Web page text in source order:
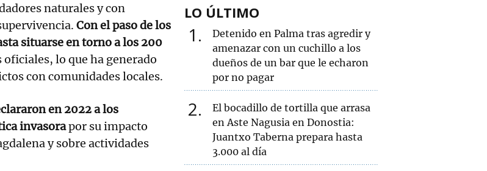
naturales y con
Con el paso de los
situarse en torno a los 200
lo que ha generado
con comunidades locales.
en 2022 a los
invasorapor su impacto
y sobre actividades
LO ÚLTIMO
1
Detenido en Palma tras agredir y
amenazar con un cuchillo a los
dueños de un bar que le echaron
por no pagar
2
El bocadillo de tortilla que arrasa
en Aste Nagusia en Donostia:
Juantxo Taberna prepara hasta
3.000 al día